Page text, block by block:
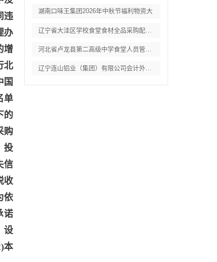
违
办
增
北
国
单
的
购
投
信
收
依
诺
设
本
湖南口味王集团2026年中秋节福利物资大
河北省卢龙县第二高级中学食堂人员管理服务
辽宁连山铝业（集团）有限公司会计外包服务